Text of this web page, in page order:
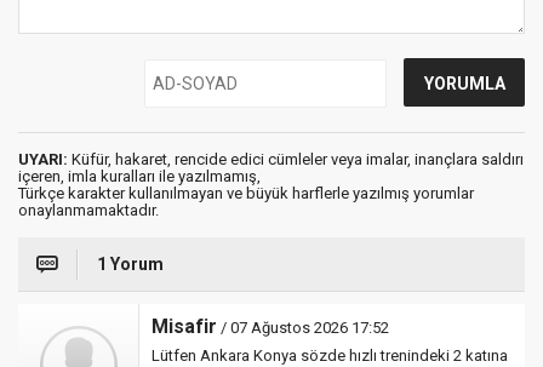
UYARI: Küfür, hakaret, rencide edici cümleler veya imalar, inançlara saldırı
içeren, imla kuralları ile yazılmamış,
Türkçe karakter kullanılmayan ve büyük harflerle yazılmış yorumlar
onaylanmamaktadır.
1 Yorum
Misafir / 07 Ağustos 2026 17:52
Lütfen Ankara Konya sözde hızlı trenindeki 2 katına